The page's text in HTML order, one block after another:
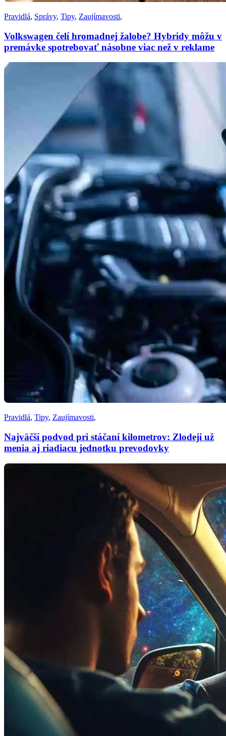
Pravidlá, Správy, Tipy, Zaujímavosti,
Volkswagen čelí hromadnej žalobe? Hybridy môžu v
premávke spotrebovať násobne viac než v reklame
Pravidlá, Tipy, Zaujímavosti,
Najväčší podvod pri stáčaní kilometrov: Zlodeji už
menia aj riadiacu jednotku prevodovky